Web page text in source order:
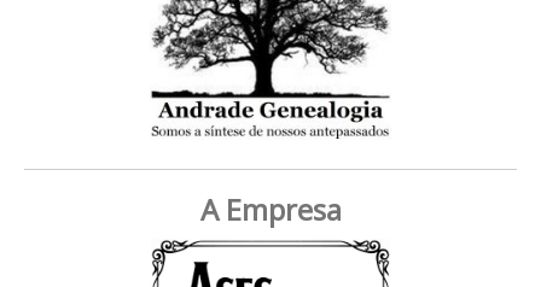
A Empresa